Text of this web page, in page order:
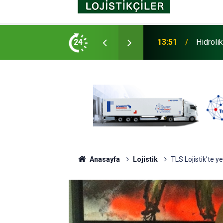
24
Yeni Nesil Kabin Projesine Yönelik
13:51
Anasayfa Lojistik TLS Lojistik’te